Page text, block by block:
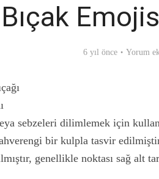
Bıçak
6 yıl önce Yorum
sebzeleri dilimlemek için
bir kulpla tasvir
genellikle noktası sağ alt